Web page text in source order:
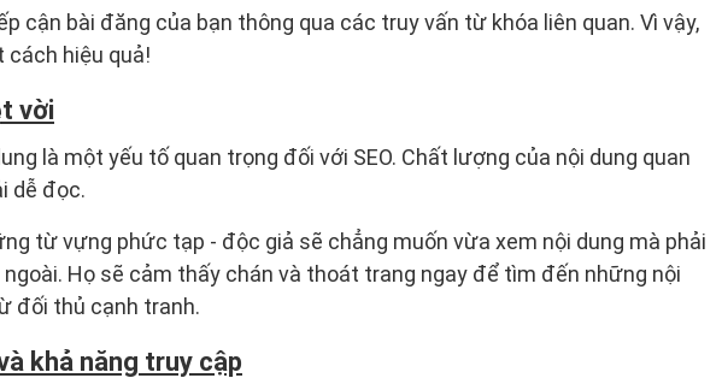
cận bài đăng của bạn thông qua các truy vấn từ khóa liên quan. Vì vậy,
cách hiệu quả!
vời
là một yếu tố quan trọng đối với SEO. Chất lượng của nội dung quan
dễ đọc.
từ vựng phức tạp - độc giả sẽ chẳng muốn vừa xem nội dung mà phải
Họ sẽ cảm thấy chán và thoát trang ngay để tìm đến những nội
đối thủ cạnh tranh.
khả năng truy cập